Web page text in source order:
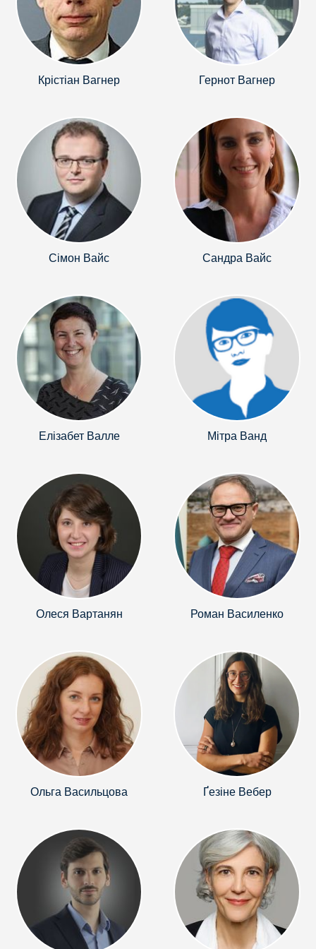
Крістіан Вагнер Гернот Вагнер
Сімон Вайс Сандра Вайс
Елізабет Валле Мітра Ванд
Олеся Вартанян Роман Василенко
Ольга Васильцова Ґезіне Вебер